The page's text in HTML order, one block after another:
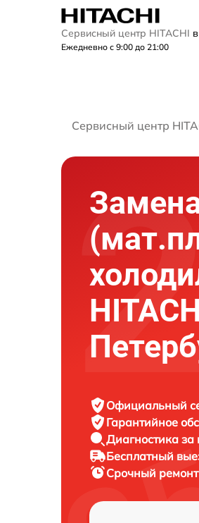
Сервисный центр HITACHI
Ежедневно с 9:00 до 21:00
Сервисный центр
Официальный
Гарантийное
Диагностика за
Бесплатный
Срочный ремонт